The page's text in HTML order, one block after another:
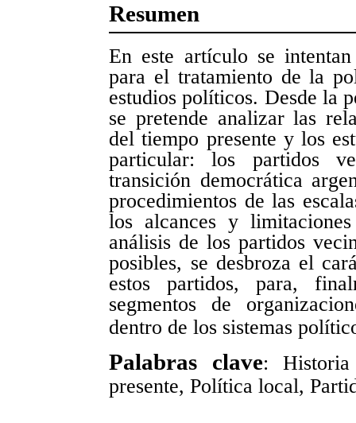
Resumen
En este artículo se
para el tratamiento de la
estudios políticos. Desde la
se pretende analizar las
del tiempo presente y los
particular: los partidos
transición democrática
procedimientos de las
los alcances y
análisis de los partidos
posibles, se desbroza el
estos partidos, para,
segmentos de
dentro de los sistemas
Palabras clave:
presente, Política local,